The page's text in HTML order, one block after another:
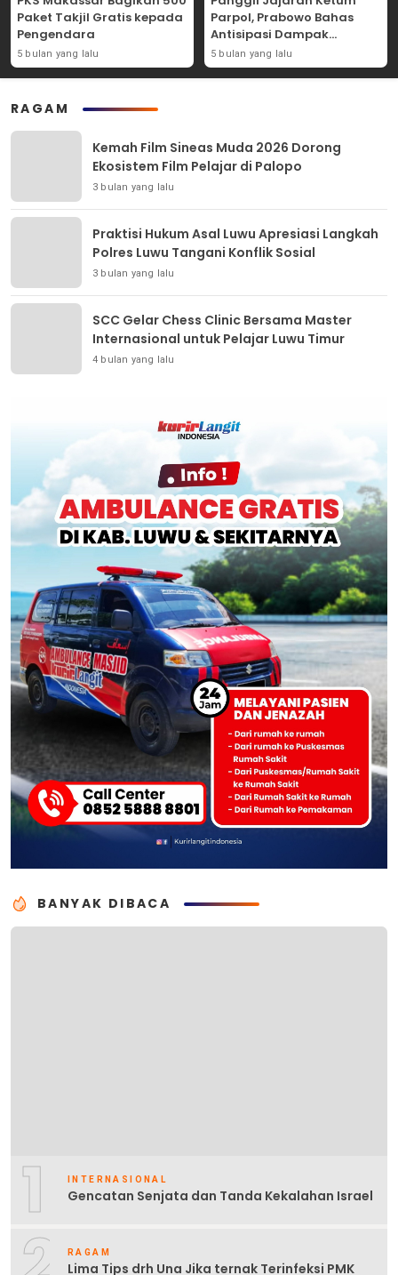
Paket Takjil Gratis kepada
Pengendara
5 bulan yang lalu
Parpol, Prabowo Bahas
Antisipasi Dampak
Geopolitik Dunia Usia
Konflik Iran-AS
5 bulan yang lalu
RAGAM
Kemah Film Sineas Muda 2026 Dorong
Ekosistem Film Pelajar di Palopo
3 bulan yang lalu
Praktisi Hukum Asal Luwu Apresiasi Langkah
Polres Luwu Tangani Konflik Sosial
3 bulan yang lalu
SCC Gelar Chess Clinic Bersama Master
Internasional untuk Pelajar Luwu Timur
4 bulan yang lalu
BANYAK DIBACA
1 INTERNASIONAL
Gencatan Senjata dan Tanda Kekalahan Israel
RAGAM
Lima Tips drh Una Jika ternak Terinfeksi PMK